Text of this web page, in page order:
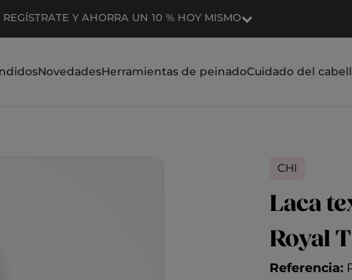
GRATIS EN PEDIDOS SUPERIORES A 50 $
NovedadesHerramientas de peinadoCuidado del
CHI
Laca
Royal
Referencia: